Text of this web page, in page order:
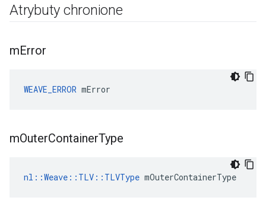
Atrybuty chronione
mError
WEAVE_ERROR mError
mOuterContainerType
nl::Weave::TLV::TLVType mOuterContainerType